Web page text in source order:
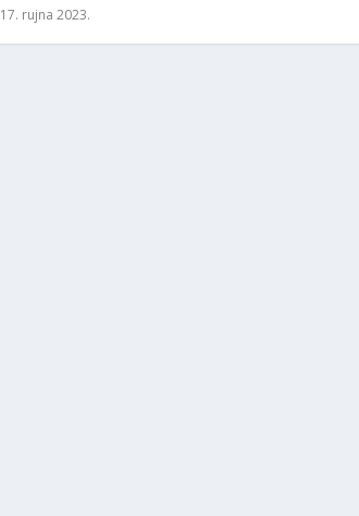
17. rujna 2023.